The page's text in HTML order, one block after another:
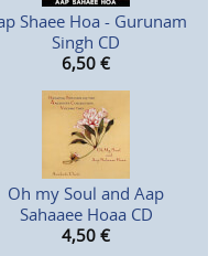
Shaee Hoa - Gurunam
Singh CD
6,50 €
Oh my Soul and Aap
Sahaaee Hoaa CD
4,50 €